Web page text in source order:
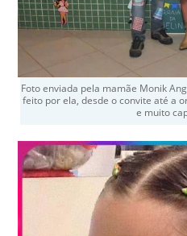
Foto enviada pela mamãe Monik
feito por ela, desde o convite até a
e muito